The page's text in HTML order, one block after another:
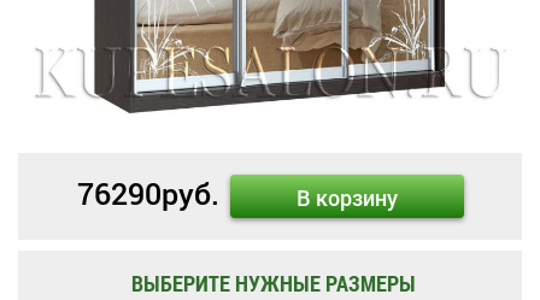
76290руб. В корзину
ВЫБЕРИТЕ НУЖНЫЕ РАЗМЕРЫ